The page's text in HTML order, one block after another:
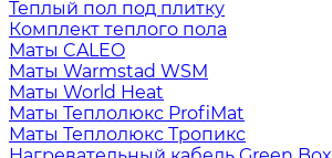
Теплый пол под плитку
Комплект теплого пола
Маты CALEO
Маты Warmstad WSM
Маты World Heat
Маты Теплолюкс ProfiMat
Маты Теплолюкс Тропикс